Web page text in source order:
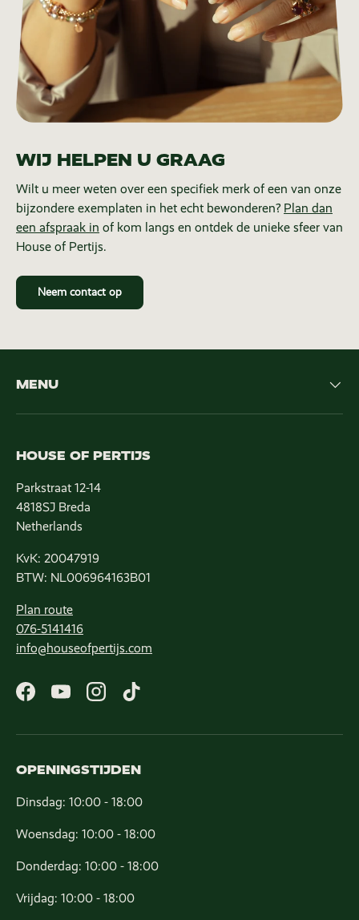
WIJ HELPEN U GRAAG
Wilt u meer weten over een specifiek merk of een van onze
bijzondere exemplaten in het echt bewonderen? Plan dan
een afspraak in of kom langs en ontdek de unieke sfeer van
House of Pertijs.
Neem contact op
MENU
HOUSE OF PERTIJS
Parkstraat 12-14
4818SJ Breda
Netherlands
KvK: 20047919
BTW: NL006964163B01
Plan route
076-5141416
info@houseofpertijs.com
Facebook
YouTubeInstagram
TikTok
OPENINGSTIJDEN
Dinsdag: 10:00 - 18:00
Woensdag: 10:00 - 18:00
Donderdag: 10:00 - 18:00
Vrijdag: 10:00 - 18:00